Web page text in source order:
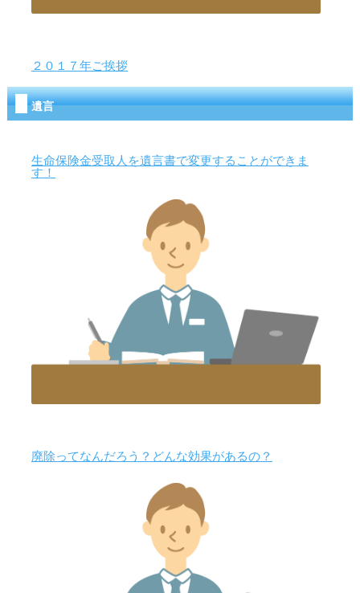
２０１７年ご挨拶
遺言
生命保険金受取人を遺言書で変更することができま
す！
廃除ってなんだろう？どんな効果があるの？